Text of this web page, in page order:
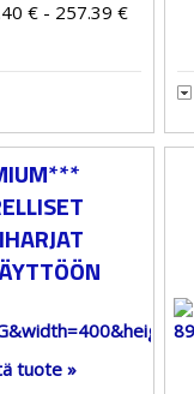
€ - 257.39 €
tuote »